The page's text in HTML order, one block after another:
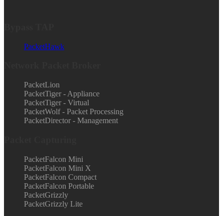
PacketHawk
PacketLion
PacketTiger - Appliance
PacketTiger - Virtual
PacketWolf - Packet Processing
PacketDirector - Management
PacketFalcon Mini
PacketFalcon Mini X
PacketFalcon Compact
PacketFalcon Portable
PacketGrizzly
PacketGrizzly Lite